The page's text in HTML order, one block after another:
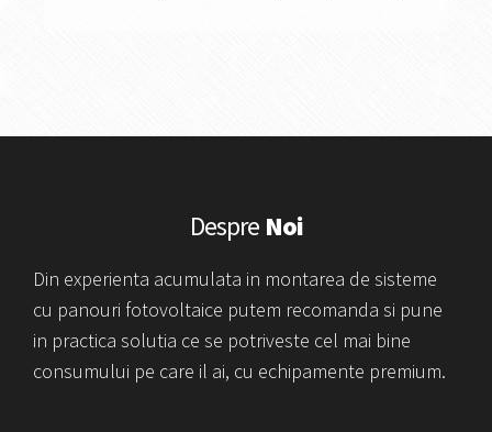
Despre Noi
Din experienta acumulata in montarea de sisteme
cu panouri fotovoltaice putem recomanda si pune
in practica solutia ce se potriveste cel mai bine
consumului pe care il ai, cu echipamente premium.